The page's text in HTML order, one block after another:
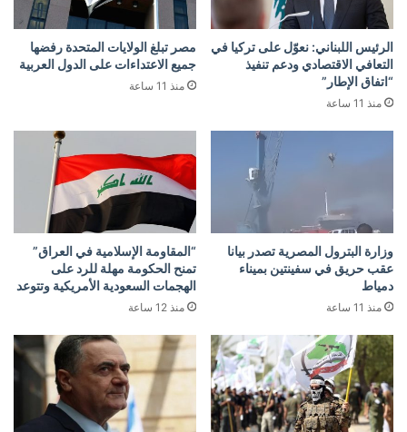
الرئيس اللبناني: نعوّل على تركيا في
التعافي الاقتصادي ودعم تنفيذ
“اتفاق الإطار”
منذ 11 ساعة
مصر تبلغ الولايات المتحدة رفضها
جميع الاعتداءات على الدول العربية
منذ 11 ساعة
وزارة البترول المصرية تصدر بيانا
عقب حريق في سفينتين بميناء
دمياط
منذ 11 ساعة
“المقاومة الإسلامية في العراق”
تمنح الحكومة مهلة للرد على
الهجمات السعودية الأمريكية وتتوعد
منذ 12 ساعة